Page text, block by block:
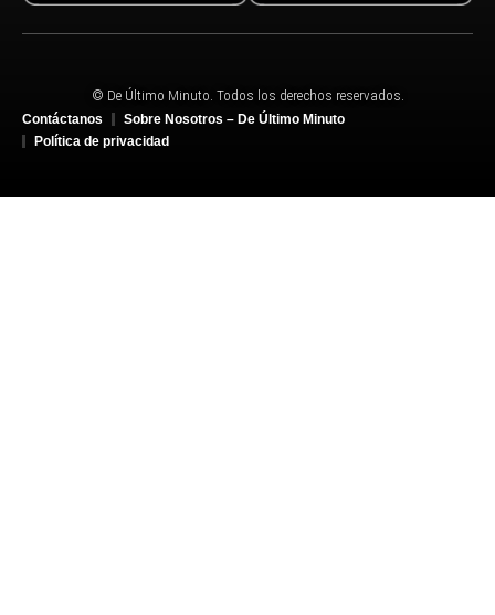
© De Último Minuto. Todos los derechos reservados.
Contáctanos
Sobre Nosotros – De Último Minuto
Política de privacidad